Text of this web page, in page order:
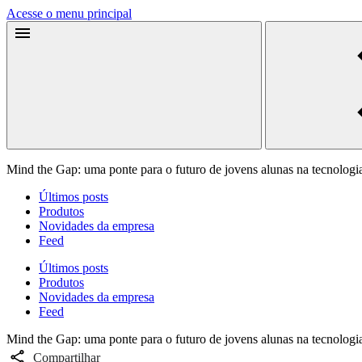
Acesse o menu principal
Mind the Gap: uma ponte para o futuro de jovens alunas na
Últimos posts
Produtos
Novidades da empresa
Feed
Últimos posts
Produtos
Novidades da empresa
Feed
Mind the Gap: uma ponte para o futuro de jovens alunas na
Compartilhar